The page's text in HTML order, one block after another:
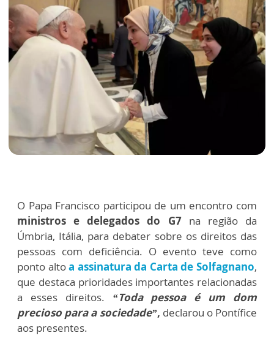
O Papa Francisco participou de um encontro com
ministros e delegados do G7na região da
Úmbria, Itália, para debater sobre os direitos das
pessoas com deficiência. O evento teve como
ponto altoa assinatura da Carta de Solfagnano,
que destaca prioridades importantes relacionadas
a esses direitos. “Toda pessoa é um dom
precioso para a sociedade”, declarou o Pontífice
aos presentes.